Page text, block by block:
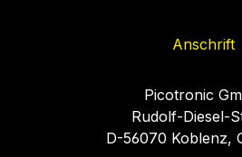
Anschrift
Picotronic
Rudolf-Diesel-
D-56070 Koblenz,